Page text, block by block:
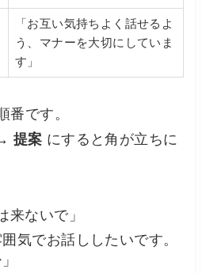
「お互い気持ちよく話せるよ
う、マナーを大切にしていま
す」
番です。
提案 にすると角が立ちに
来ないで」
気でお話ししたいです。